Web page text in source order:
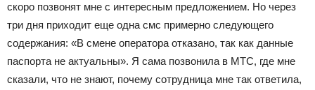
скоро позвонят мне с интересным предложением. Но через
три дня приходит еще одна смс примерно следующего
содержания: «В смене оператора отказано, так как данные
паспорта не актуальны». Я сама позвонила в МТС, где мне
сказали, что не знают, почему сотрудница мне так ответила,